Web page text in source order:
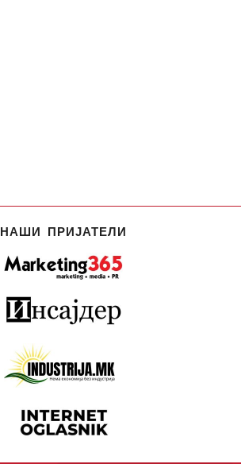
НАШИ ПРИЈАТЕЛИ